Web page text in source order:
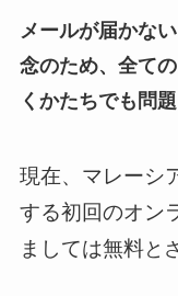
メールが届かな
念のため、全て
くかたちでも問
現在、マレーシ
する初回のオン
ましては無料と